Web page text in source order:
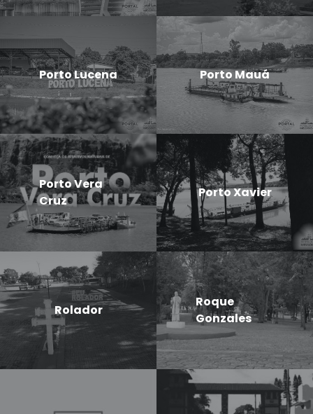
Porto Lucena Porto Mauá
Porto Vera
Cruz
Porto Xavier
Rolador
Roque
Gonzales